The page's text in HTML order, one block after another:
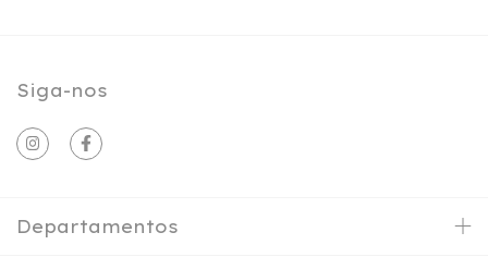
Siga-nos
Departamentos